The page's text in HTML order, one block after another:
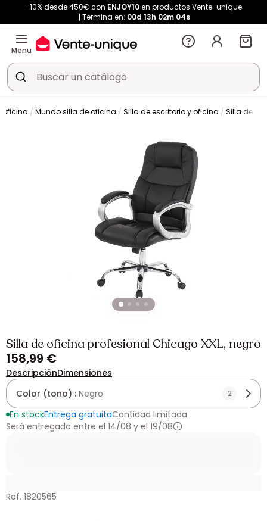
-10% desde 450€ con ENJOY10en productos Vente-unique
Termina en: 00d 13h 02m 04s
Menu
Oficina Mundo silla de oficina Silla de escritorio y oficina Silla de
Silla de oficina profesional Chicago XXL, negro
158,99 €
DescripciónDimensiones
Color (tono) : Negro 2
En stockEntrega gratuitaCantidad limitada
Será entregado entre el 14/08 y el 19/08
Ref. 1820565